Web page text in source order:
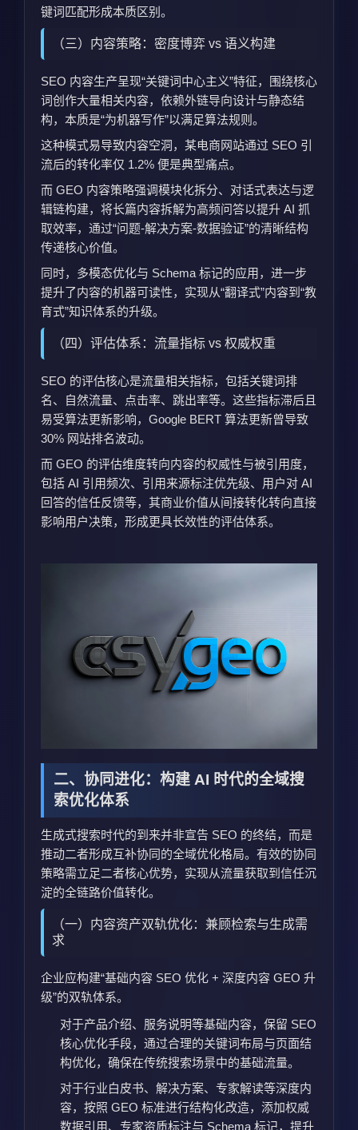
键词匹配形成本质区别。
（三）内容策略：密度博弈 vs 语义构建
SEO 内容生产呈现“关键词中心主义”特征，围绕核心
词创作大量相关内容，依赖外链导向设计与静态结
构，本质是“为机器写作”以满足算法规则。
这种模式易导致内容空洞，某电商网站通过 SEO 引
流后的转化率仅 1.2% 便是典型痛点。
而 GEO 内容策略强调模块化拆分、对话式表达与逻
辑链构建，将长篇内容拆解为高频问答以提升 AI 抓
取效率，通过“问题-解决方案-数据验证”的清晰结构
传递核心价值。
同时，多模态优化与 Schema 标记的应用，进一步
提升了内容的机器可读性，实现从“翻译式”内容到“教
育式”知识体系的升级。
（四）评估体系：流量指标 vs 权威权重
SEO 的评估核心是流量相关指标，包括关键词排
名、自然流量、点击率、跳出率等。这些指标滞后且
易受算法更新影响，Google BERT 算法更新曾导致
30% 网站排名波动。
而 GEO 的评估维度转向内容的权威性与被引用度，
包括 AI 引用频次、引用来源标注优先级、用户对 AI
回答的信任反馈等，其商业价值从间接转化转向直接
影响用户决策，形成更具长效性的评估体系。
二、协同进化：构建 AI 时代的全域搜
索优化体系
生成式搜索时代的到来并非宣告 SEO 的终结，而是
推动二者形成互补协同的全域优化格局。有效的协同
策略需立足二者核心优势，实现从流量获取到信任沉
淀的全链路价值转化。
（一）内容资产双轨优化：兼顾检索与生成需
求
企业应构建“基础内容 SEO 优化 + 深度内容 GEO 升
级”的双轨体系。
对于产品介绍、服务说明等基础内容，保留 SEO
核心优化手段，通过合理的关键词布局与页面结
构优化，确保在传统搜索场景中的基础流量。
对于行业白皮书、解决方案、专家解读等深度内
容，按照 GEO 标准进行结构化改造，添加权威
数据引用、专家资质标注与 Schema 标记，提升